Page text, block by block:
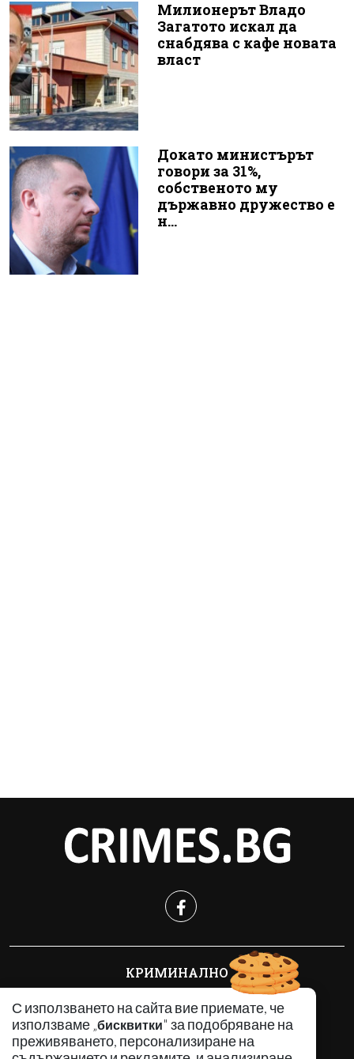
Милионерът Владо
Загатото искал да
снабдява с кафе новата
власт
Докато министърът
говори за 31%,
собственото му
държавно дружество е
н...
С използването на сайта вие приемате, че
използваме „бисквитки" за подобряване на
преживяването, персонализиране на
КРИМИНАЛНО
ИНЦИДЕНТИ
АНАЛИЗИ
ПО СВЕТА
ВОДЕЩИ ТЕМИ